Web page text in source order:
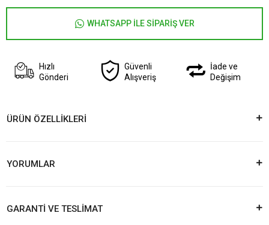
WHATSAPP İLE SİPARİŞ VER
Hızlı
Gönderi
Güvenli
Alışveriş
İade ve
Değişim
ÜRÜN ÖZELLİKLERİ
YORUMLAR
GARANTİ VE TESLİMAT